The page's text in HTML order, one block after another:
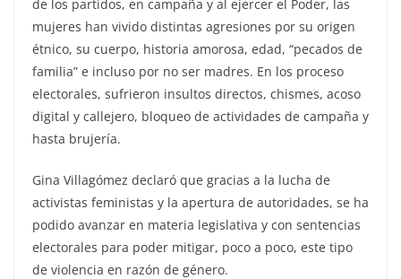
de los partidos, en campaña y al ejercer el Poder, las
mujeres han vivido distintas agresiones por su origen
étnico, su cuerpo, historia amorosa, edad, “pecados de
familia” e incluso por no ser madres. En los proceso
electorales, sufrieron insultos directos, chismes, acoso
digital y callejero, bloqueo de actividades de campaña y
hasta brujería.
Gina Villagómez declaró que gracias a la lucha de
activistas feministas y la apertura de autoridades, se ha
podido avanzar en materia legislativa y con sentencias
electorales para poder mitigar, poco a poco, este tipo
de violencia en razón de género.